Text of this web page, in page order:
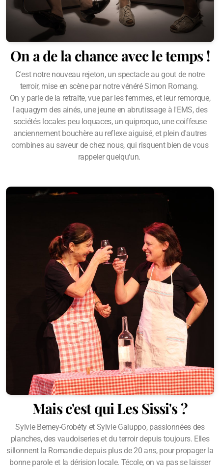
On a de la chance avec le temps !
C'est notre nouveau rejeton, un spectacle au gout de notre
terroir, mise en scène par notre vénéré Simon Romang.
On y parle de la retraite, vue par les femmes, et leur remorque,
l'aquagym des ainés, une jeune en abrutissage à l'EMS, des
sociétés locales peu loquaces, un quiproquo, une coiffeuse
anciennement bouchère au reflexe aiguisé, et plein d'autres
combines au saveur de chez nous, qui risquent bien de vous
rappeler quelqu'un.
Mais c'est qui Les Sissi's ?
Sylvie Berney-Grobéty et Sylvie Galuppo, passionnées des
planches, des vaudoiseries et du terroir depuis toujours. Elles
sillonnent la Romandie depuis plus de 20 ans, pour propager la
bonne parole et la dérision locale. Técole, on va pas se laisser